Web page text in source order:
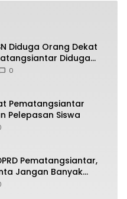
Diduga Orang Dekat
Diduga
ke Kontraktor
0
Pematangsiantar
Pelepasan Siswa
Pematangsiantar,
Jangan Banyak